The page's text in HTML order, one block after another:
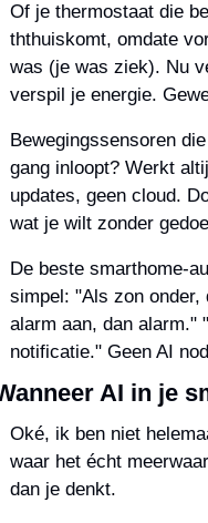
Of je thermostaat die
ththuiskomt, omdate
was (je was ziek). Nu
verspil je energie.
Bewegingssensoren
gang inloopt? Werkt
updates, geen cloud.
wat je wilt zonder
De beste smarthome-
simpel: "Als zon onder,
alarm aan, dan alarm."
notificatie." Geen AI
AI in je
Oké, ik ben niet
waar het écht
dan je denkt.